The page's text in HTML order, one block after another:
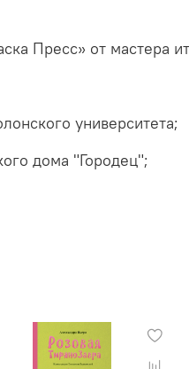
Пресс» от мастера
университета;
дома "Городец";